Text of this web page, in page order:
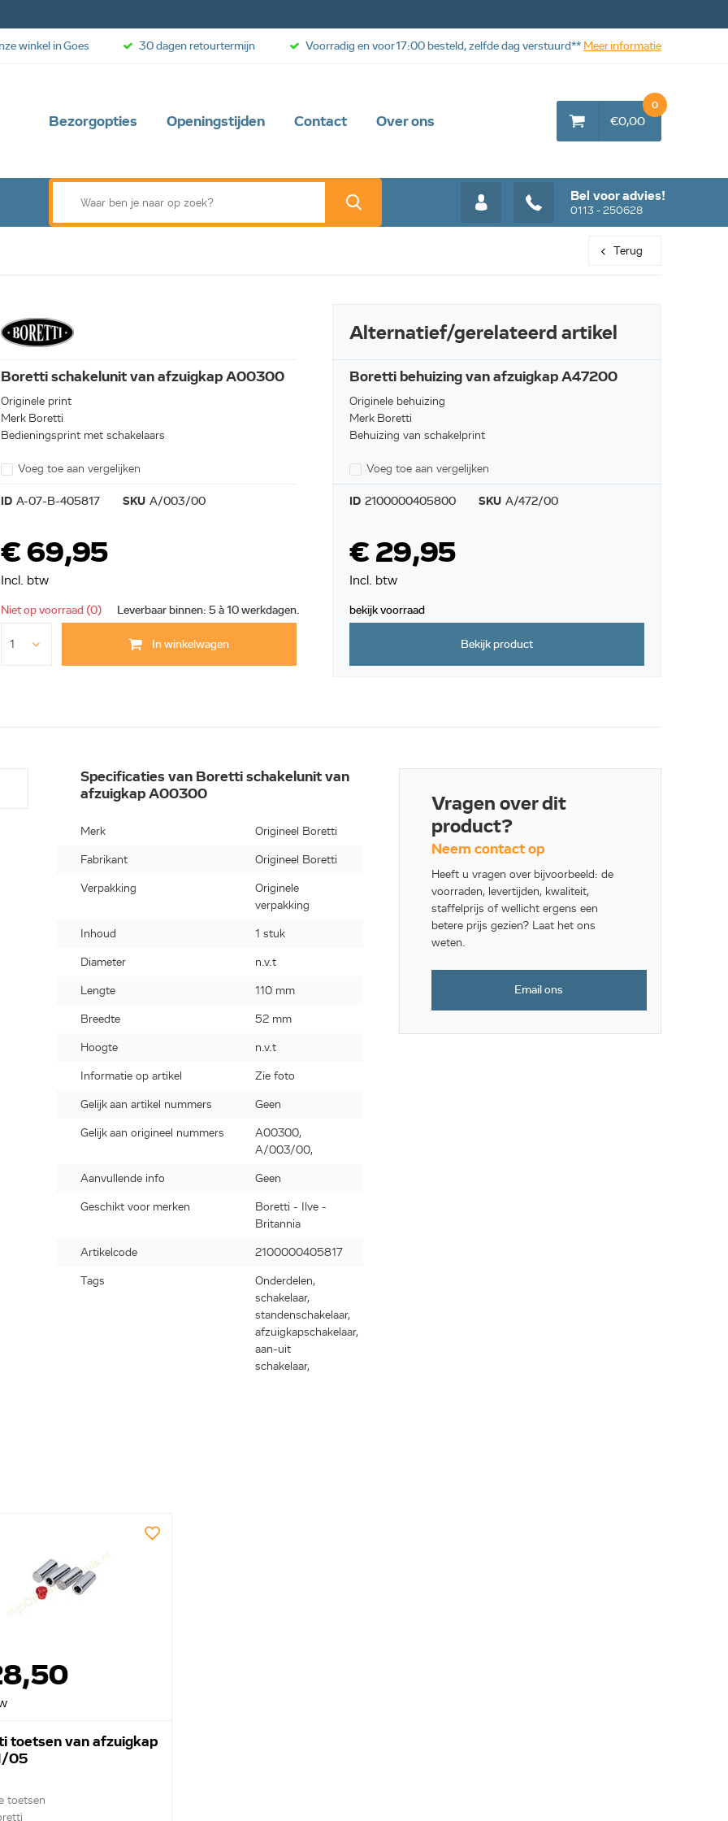
Bezorgopties Openingstijden Contact Over ons
Bel voor advies!
0113 - 250628
€0,00
0
winkel in Goes 30 dagen retourtermijn Voorradig en voor 17:00 besteld, zelfde dag verstuurd** Meer informatie
Terug
Boretti schakelunit van afzuigkap A00300
Originele print
Merk Boretti
Bedieningsprint met schakelaars
Voeg toe aan vergelijken
ID A-07-B-405817 SKU A/003/00
€ 69,95
Incl. btw
Niet op voorraad (0) Leverbaar binnen: 5 à 10 werkdagen.
In winkelwagen
Alternatief/gerelateerd artikel
Boretti behuizing van afzuigkap A47200
Originele behuizing
Merk Boretti
Behuizing van schakelprint
Voeg toe aan vergelijken
ID 2100000405800 SKU A/472/00
€ 29,95
Incl. btw
bekijk voorraad
Bekijk product
Specificaties van Boretti schakelunit van
afzuigkap A00300
Merk Origineel Boretti
Fabrikant Origineel Boretti
Verpakking
Originele
verpakking
Inhoud 1 stuk
Diameter n.v.t
Lengte 110 mm
Breedte 52 mm
Hoogte n.v.t
Informatie op artikel Zie foto
Gelijk aan artikel nummers Geen
Gelijk aan origineel nummers
A00300,
A/003/00,
Aanvullende info Geen
Geschikt voor merken
Boretti - Ilve -
Britannia
Artikelcode 2100000405817
Tags
Onderdelen,
schakelaar,
standenschakelaar,
afzuigkapschakelaar,
aan-uit
schakelaar,
Vragen over dit
product?
Neem contact op
Heeft u vragen over bijvoorbeeld: de
voorraden, levertijden, kwaliteit,
staffelprijs of wellicht ergens een
betere prijs gezien? Laat het ons
weten.
Email ons
toetsen van afzuigkap
05
toetsen